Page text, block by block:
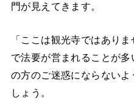
門が見えてきます。
「ここは観光寺ではあり
で法要が営まれることが
の方のご迷惑にならない
しょう。